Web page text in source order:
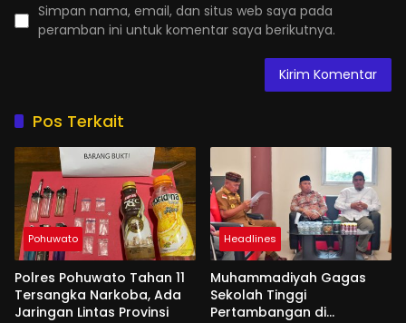
Simpan nama, email, dan situs web saya pada
peramban ini untuk komentar saya berikutnya.
Pos Terkait
Pohuwato
Polres Pohuwato Tahan 11
Tersangka Narkoba, Ada
Jaringan Lintas Provinsi
Headlines
Muhammadiyah Gagas
Sekolah Tinggi
Pertambangan di